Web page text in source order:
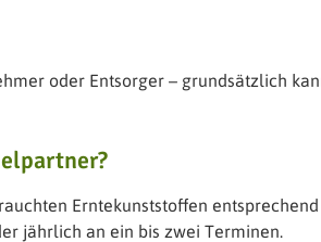
oder Entsorger – grundsätzlich
Erntekunststoffen
jährlich an ein bis zwei Terminen.